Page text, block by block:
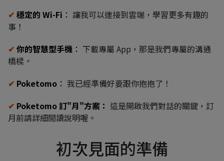
✔ 穩定的 Wi-Fi ： 讓我可以連接到雲端，學習更多有趣的
事！
✔ 你的智慧型手機 ： 下載專屬 App，那是我們專屬的溝通
橋樑。
✔ Poketomo ： 我已經準備好要跟你抱抱了！
✔ Poketomo 訂"月"方案： 這是開啟我們對話的關鍵，訂
月前請詳細閱讀說明喔。
初次見面的準備